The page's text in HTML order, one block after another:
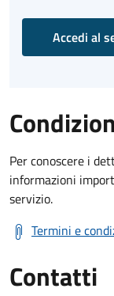
Accedi al
Per conoscere i
informazioni
servizio.
Termini e
Contatti